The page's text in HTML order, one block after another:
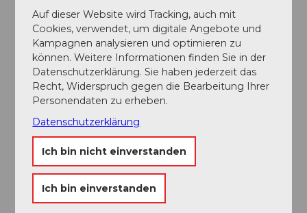
Sicherheitshinweise
Die Schneeschuhtour und der Beschrieb wurden in
Zusammenarbeit mit lokalen Berg- und Tourenführer
erarbeitet. Es handelt sich lediglich um einen
Tourenvorschlag und ist nicht signalisiert noch vor
alpinen Gefahren geschützt. Sie führt nicht durch
Wildschutzgebiete und meidet bei guten Schnee-
und Lawinenverhältnissen offensichtliche
Gefahrenstellen.
Eine gute Vorbereitung auf die Tour mit der
passenden Ausrüstung ist unumgänglich.
Informationen über die aktuelle Lawinensituation
finden Sie in den unter untenstehenden Links.
Auf dieser Website wird Tracking, auch mit
Cookies, verwendet, um digitale Angebote und
Kampagnen analysieren und optimieren zu
können. Weitere Informationen finden Sie in der
Datenschutzerklärung. Sie haben jederzeit das
Recht, Widerspruch gegen die Bearbeitung Ihrer
Personendaten zu erheben.
Datenschutzerklärung
Ich bin nicht einverstanden
Ich bin einverstanden